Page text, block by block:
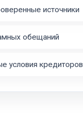
источники
обещаний
условия кредиторов